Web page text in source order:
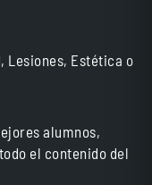
Lesiones, Estética o
alumnos,
el contenido del